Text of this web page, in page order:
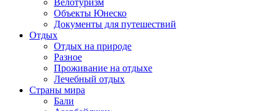
Велотуризм
Объекты Юнеско
Документы для путешествий
Отдых
Отдых на природе
Разное
Проживание на отдыхе
Лечебный отдых
Страны мира
Бали